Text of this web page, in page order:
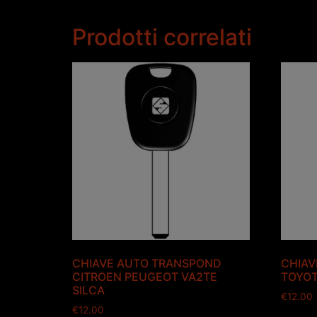
Prodotti correlati
CHIAVE AUTO TRANSPOND
CITROEN PEUGEOT VA2TE
SILCA
€12.00
€12.00